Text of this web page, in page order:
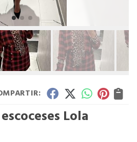
Lola